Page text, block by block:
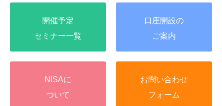
開催予定
セミナー一覧
口座開設の
ご案内
NISAに
ついて
お問い合わせ
フォーム